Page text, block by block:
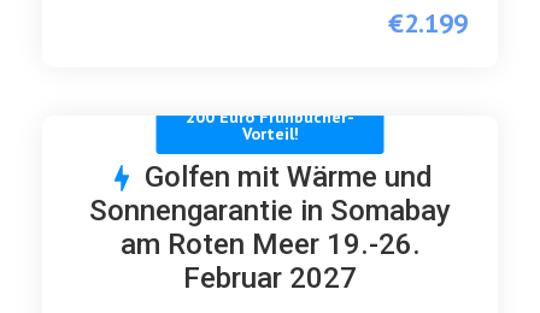
€2.199
200 Euro Frühbucher-
Vorteil!
Golfen mit Wärme und
Sonnengarantie in Somabay
am Roten Meer 19.-26.
Februar 2027